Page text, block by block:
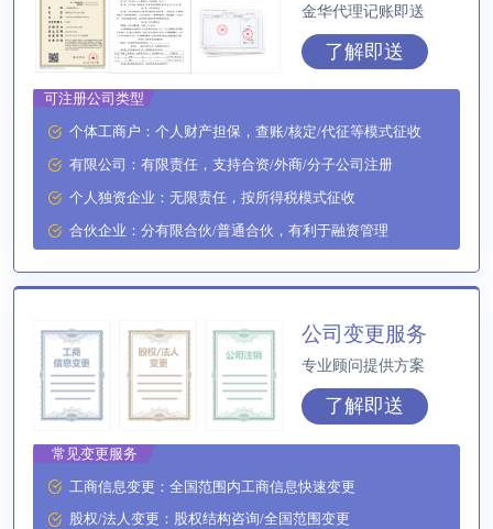
方** 150****2321 1小时前
李**
方** 150****7886 1小时前
方** 150****2321 1小时前
方** 150****2321 1小时前
金华代理记账即送
了解即送
可注册公司类型
个体工商户：个人财产担保，查账/核定/代征等模式征收
有限公司：有限责任，支持合资/外商/分子公司注册
个人独资企业：无限责任，按所得税模式征收
合伙企业：分有限合伙/普通合伙，有利于融资管理
公司变更服务
专业顾问提供方案
了解即送
常见变更服务
工商信息变更：全国范围内工商信息快速变更
股权/法人变更：股权结构咨询/全国范围变更